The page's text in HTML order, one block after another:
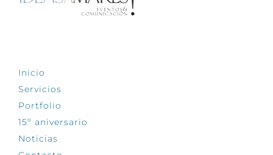
Inicio
Servicios
Portfolio
15º aniversario
Noticias